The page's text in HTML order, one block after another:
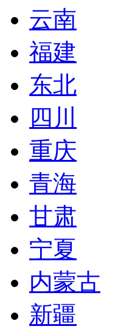
云南
福建
东北
四川
重庆
青海
甘肃
宁夏
内蒙古
新疆